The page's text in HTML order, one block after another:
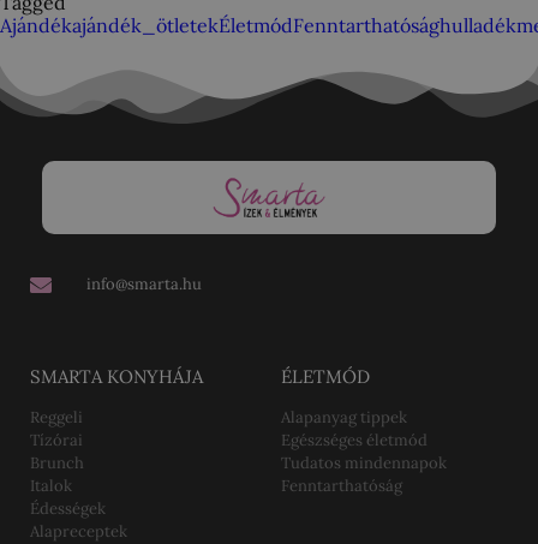
Ajándékajándék_ötletekÉletmódFenntarthatóság
info@smarta.hu
SMARTA KONYHÁJA
Reggeli
Tízórai
Brunch
Italok
Édességek
Alapreceptek
ÉLETMÓD
Alapanyag tippek
Egészséges életmód
Tudatos mindennapok
Fenntarthatóság